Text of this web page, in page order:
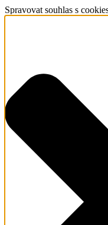
Spravovat souhlas s